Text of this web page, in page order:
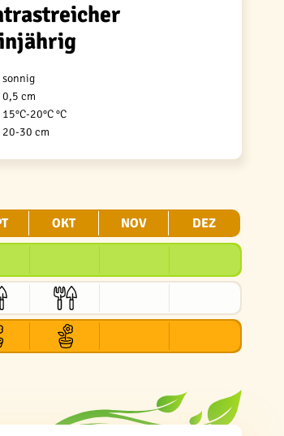
sonnig
0,5 cm
15°C-20°C °C
20-30 cm
OKT NOV DEZ